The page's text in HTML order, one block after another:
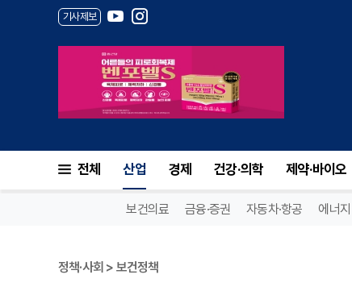
기사제보
전체 산업 경제 건강·의학 제약·바이오
보건의료 금융·증권 자동차·항공 에너지
정책·사회 > 보건정책